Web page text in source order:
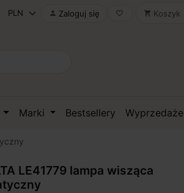
 Zaloguj się favorite_border shopping_cart Koszyk
Marki Bestsellery Wyprzedaże
LE41779 lampa wisząca